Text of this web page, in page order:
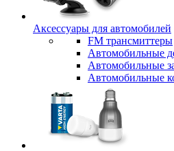
Аксессуары для автомобилей
FM трансмиттеры
Автомобильные
Автомобильные
Автомобильные